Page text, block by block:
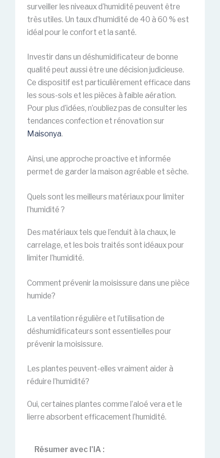
surveiller les niveaux d’humidité peuvent être
très utiles. Un taux d’humidité de 40 à 60 % est
idéal pour le confort et la santé.
Investir dans un déshumidificateur de bonne
qualité peut aussi être une décision judicieuse.
Ce dispositif est particulièrement efficace dans
les sous-sols et les pièces à faible aération.
Pour plus d’idées, n’oubliez pas de consulter les
tendances confection et rénovation sur
Maisonya.
Ainsi, une approche proactive et informée
permet de garder la maison agréable et sèche.
Quels sont les meilleurs matériaux pour limiter
l’humidité ?
Des matériaux tels que l’enduit à la chaux, le
carrelage, et les bois traités sont idéaux pour
limiter l’humidité.
Comment prévenir la moisissure dans une pièce
humide?
La ventilation régulière et l’utilisation de
déshumidificateurs sont essentielles pour
prévenir la moisissure.
Les plantes peuvent-elles vraiment aider à
réduire l’humidité?
Oui, certaines plantes comme l’aloé vera et le
lierre absorbent efficacement l’humidité.
Résumer avec l'IA :